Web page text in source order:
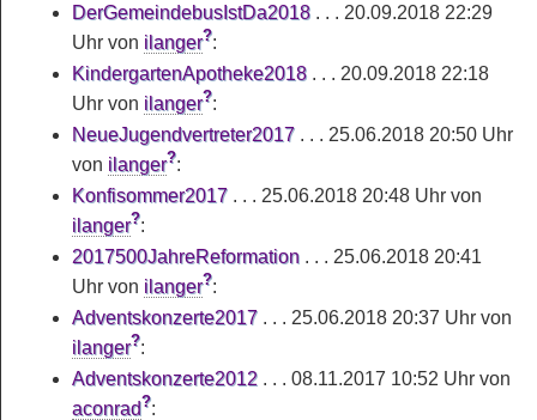
DerGemeindebusIstDa2018 . . . 20.09.2018 22:29
Uhr von ilanger?:
KindergartenApotheke2018 . . . 20.09.2018 22:18
Uhr von ilanger?:
NeueJugendvertreter2017 . . . 25.06.2018 20:50 Uhr
von ilanger?:
Konfisommer2017 . . . 25.06.2018 20:48 Uhr von
ilanger?:
2017500JahreReformation . . . 25.06.2018 20:41
Uhr von ilanger?:
Adventskonzerte2017 . . . 25.06.2018 20:37 Uhr von
ilanger?:
Adventskonzerte2012 . . . 08.11.2017 10:52 Uhr von
aconrad?: